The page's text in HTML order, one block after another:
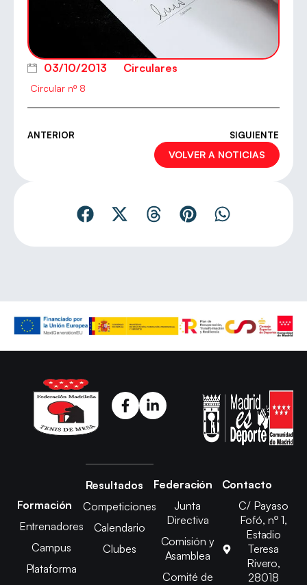
03/10/2013 Circulares
Circular nº 8
ANTERIOR SIGUIENTE
VOLVER A NOTICIAS
Formación
Entrenadores
Campus
Plataforma
Resultados
Competiciones
Calendario
Clubes
Federación
Junta
Directiva
Comisión y
Asamblea
Comité de
Contacto
C/ Payaso
Fofó, nº 1,
Estadio
Teresa
Rivero,
28018